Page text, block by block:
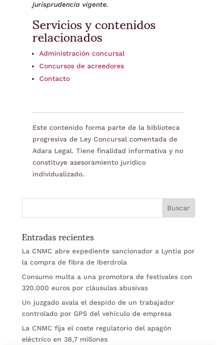
jurisprudencia vigente.
Servicios y contenidos
relacionados
Administración concursal
Concursos de acreedores
Contacto
Este contenido forma parte de la biblioteca
progresiva de Ley Concursal comentada de
Adara Legal. Tiene finalidad informativa y no
constituye asesoramiento jurídico
individualizado.
Entradas recientes
La CNMC abre expediente sancionador a Lyntia por
la compra de fibra de Iberdrola
Consumo multa a una promotora de festivales con
320.000 euros por cláusulas abusivas
Un juzgado avala el despido de un trabajador
controlado por GPS del vehículo de empresa
La CNMC fija el coste regulatorio del apagón
eléctrico en 38,7 millones